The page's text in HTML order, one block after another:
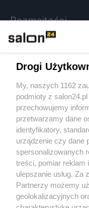
Rozmaitości
Sport
Społeczeństwo
Kultura
X
Drogi
My, naszych 1162
podmioty z
przechowujemy
przetwarzamy dane
identyfikatory,
urządzenie czy dane
spersonalizowanych
treści, pomiar reklam
ulepszanie usług. Za
Partnerzy możemy
geolokalizacyjnych